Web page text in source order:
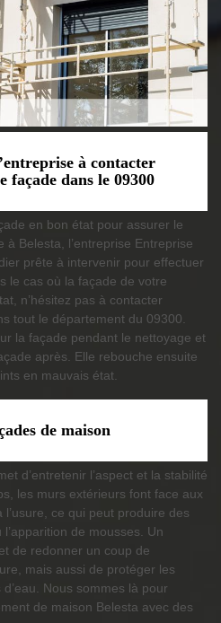
à contacter
façade dans le 09300
en bon état pour assurer le
Belesta, l’entreprise Entreprise
prête à intervenir pour effectuer
le cas où la façade de votre
n’hésitez pas à contacter
tout le département du 09300.
la façade pendant le nettoyage et
après. Elle rebouche ensuite
en mauvais état.
de maison
d’entretenir l’aspect et la stabilité
les murs extérieurs font face aux
ce qui peut produire des
de mousses. Un
de redonner un coup de
mais aussi de protéger les
Nous sommes là pour
de maison Belesta avec des